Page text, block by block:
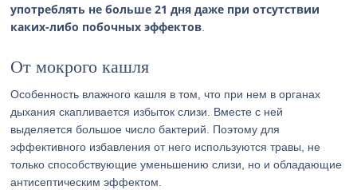
употреблять не больше 21 дня даже при отсутствии
каких-либо побочных эффектов
От мокрого кашля
Особенность влажного кашля в том, что при нем в органах
дыхания скапливается избыток слизи. Вместе с ней
выделяется большое число бактерий. Поэтому для
эффективного избавления от него используются травы, не
только способствующие уменьшению слизи, но и обладающие
антисептическим эффектом.